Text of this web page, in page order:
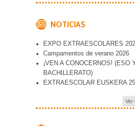
NOTICIAS
EXPO EXTRAESCOLARES
Campamentos de verano 2026
¡VEN A CONOCERNOS! (ESO
BACHILLERATO)
EXTRAESCOLAR EUSKERA
Ver